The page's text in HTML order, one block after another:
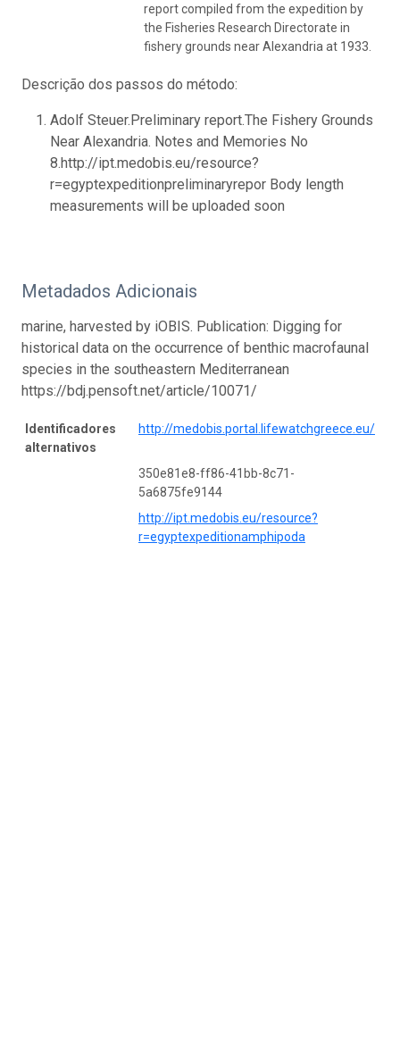
report compiled from the expedition by
the Fisheries Research Directorate in
fishery grounds near Alexandria at 1933.
Descrição dos passos do método:
Adolf Steuer.Preliminary report.The Fishery Grounds
Near Alexandria. Notes and Memories No
8.http://ipt.medobis.eu/resource?
r=egyptexpeditionpreliminaryrepor Body length
measurements will be uploaded soon
Metadados Adicionais
marine, harvested by iOBIS. Publication: Digging for
historical data on the occurrence of benthic macrofaunal
species in the southeastern Mediterranean
https://bdj.pensoft.net/article/10071/
Identificadores
alternativos
http://medobis.portal.lifewatchgreece.eu/
350e81e8-ff86-41bb-8c71-
5a6875fe9144
http://ipt.medobis.eu/resource?
r=egyptexpeditionamphipoda